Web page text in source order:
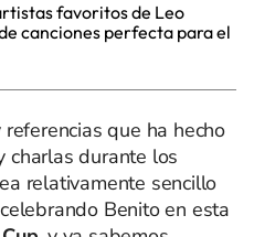
favoritos de Leo
canciones perfecta para el
que ha hecho
charlas durante los
relativamente sencillo
Benito en esta